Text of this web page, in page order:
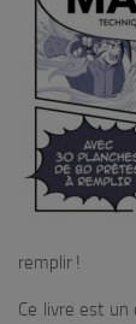
remplir !
Ce livre est un